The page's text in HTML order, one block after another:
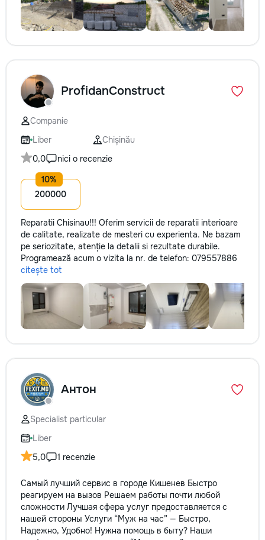
ProfidanConstruct
Companie
Liber
Chișinău
0,0
nici o recenzie
200000
Reparatii Chisinau!!! Oferim servicii de reparatii interioare
de calitate, realizate de mesteri cu experienta. Ne bazam
pe seriozitate, atenție la detalii si rezultate durabile.
Programează acum o vizita la nr. de telefon: 079557886
citește tot
Антон
Specialist particular
Liber
5,0
1 recenzie
Самый лучший сервис в городе Кишенев Быстро
реагируем на вызов Решаем работы почти любой
сложности Лучшая сфера услуг предоставляется с
нашей стороны Услуги “Муж на час” — Быстро,
Надежно, Удобно! Нужна помощь в быту? Наши